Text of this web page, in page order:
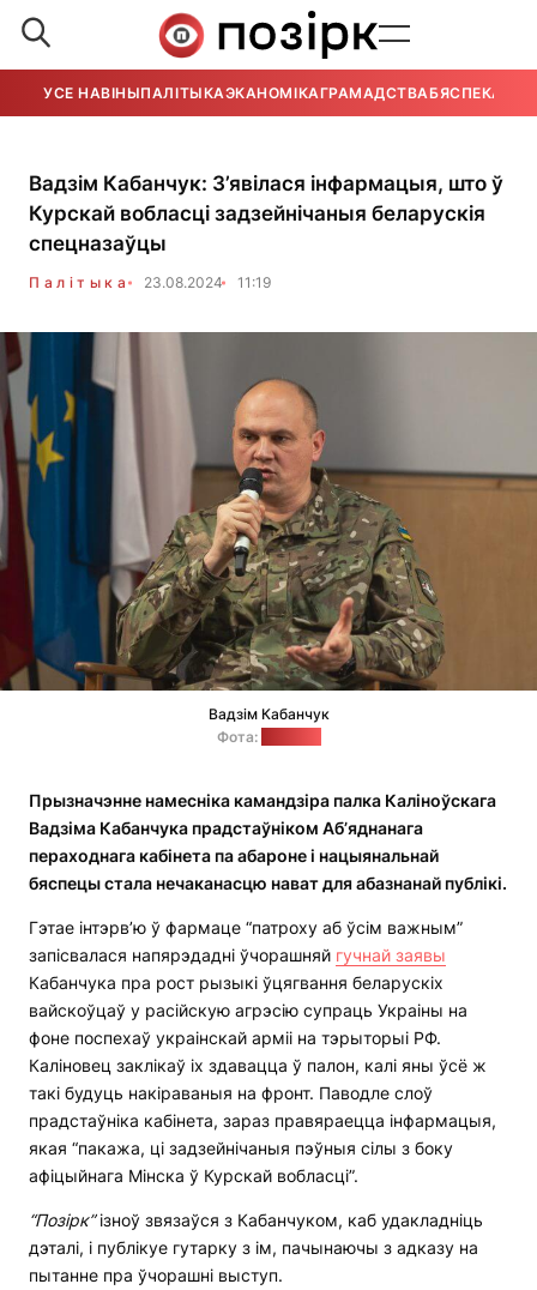
УСЕ НАВІНЫПАЛІТЫКАЭКАНОМІКАГРАМАДСТВАБЯСПЕКА
Вадзім Кабанчук: З’явілася інфармацыя, што ў
Курскай вобласці задзейнічаныя беларускія
спецназаўцы
Палітыка 23.08.2024 11:19
Вадзім Кабанчук
Фота:
Прызначэнне намесніка камандзіра палка Каліноўскага
Вадзіма Кабанчука прадстаўніком Аб’яднанага
пераходнага кабінета па абароне і нацыянальнай
бяспецы стала нечаканасцю нават для абазнанай публікі.
Гэтае інтэрв’ю ў фармаце “патроху аб ўсім важным”
запісвалася напярэдадні ўчорашняй гучнай заявы
Кабанчука пра рост рызыкі ўцягвання беларускіх
вайскоўцаў у расійскую агрэсію супраць Украіны на
фоне поспехаў украінскай арміі на тэрыторыі РФ.
Каліновец заклікаў іх здавацца ў палон, калі яны ўсё ж
такі будуць накіраваныя на фронт. Паводле слоў
прадстаўніка кабінета, зараз правяраецца інфармацыя,
якая “пакажа, ці задзейнічаныя пэўныя сілы з боку
афіцыйнага Мінска ў Курскай вобласці”.
“Позірк”ізноў звязаўся з Кабанчуком, каб удакладніць
дэталі, і публікуе гутарку з ім, пачынаючы з адказу на
пытанне пра ўчорашні выступ.